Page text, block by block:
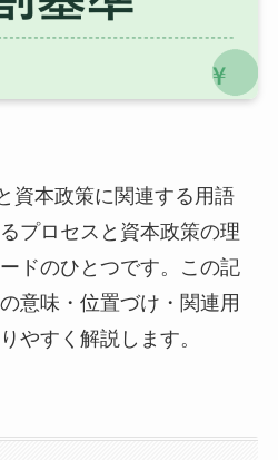
資本政策に関連する用語
プロセスと資本政策の理
ドのひとつです。この記
意味・位置づけ・関連用
やすく解説します。